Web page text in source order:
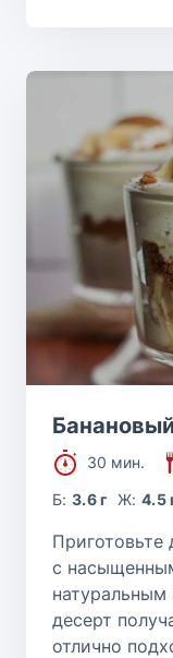
30 мин.
Б:3.6 г Ж: 4.5
с
натуральным
десерт
отлично